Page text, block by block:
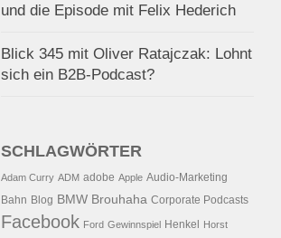
und die Episode mit Felix Hederich
Blick 345 mit Oliver Ratajczak: Lohnt
sich ein B2B-Podcast?
SCHLAGWÖRTER
Adam Curry ADM adobe Apple Audio-Marketing
Bahn Blog BMW Brouhaha Corporate Podcasts
Facebook Ford Gewinnspiel Henkel Horst